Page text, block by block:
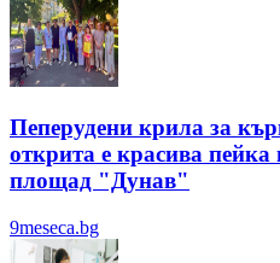
Пеперудени крила за
открита е красива пейка
площад "Дунав"
9meseca.bg